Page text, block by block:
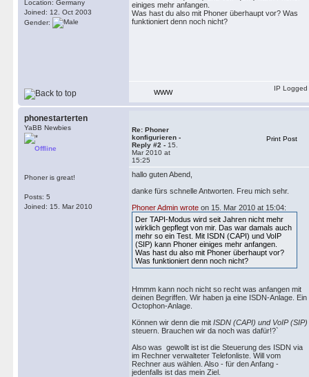
Location: Germany
Joined: 12. Oct 2003
Gender:
einiges mehr anfangen.
Was hast du also mit Phoner überhaupt vor? Was
funktioniert denn noch nicht?
WWW
IP Logged
phonestarterten
YaBB Newbies
Offline
Phoner is great!
Posts: 5
Joined: 15. Mar 2010
Re: Phoner
konfigurieren -
Reply #2 - 15.
Mar 2010 at
15:25
Print Post
hallo guten Abend,
danke fürs schnelle Antworten. Freu mich sehr.
Phoner Admin wrote on 15. Mar 2010 at 15:04:
Der TAPI-Modus wird seit Jahren nicht mehr
wirklich gepflegt von mir. Das war damals auch
mehr so ein Test. Mit ISDN (CAPI) und VoIP
(SIP) kann Phoner einiges mehr anfangen.
Was hast du also mit Phoner überhaupt vor?
Was funktioniert denn noch nicht?
Hmmm kann noch nicht so recht was anfangen mit
deinen Begriffen. Wir haben ja eine ISDN-Anlage. Ein
Octophon-Anlage.
Können wir denn die mit ISDN (CAPI) und VoIP (SIP)
steuern. Brauchen wir da noch was dafür!?`
Also was gewollt ist ist die Steuerung des ISDN via
im Rechner verwalteter Telefonliste. Will vom
Rechner aus wählen. Also - für den Anfang -
jedenfalls ist das mein Ziel.